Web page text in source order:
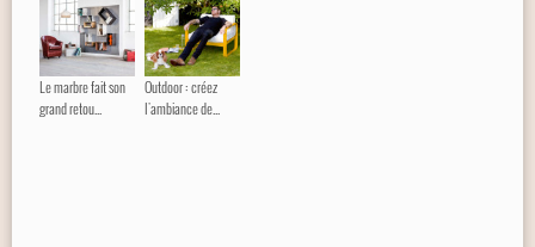
Le marbre fait son
grand retou...
Outdoor : créez
l'ambiance de...